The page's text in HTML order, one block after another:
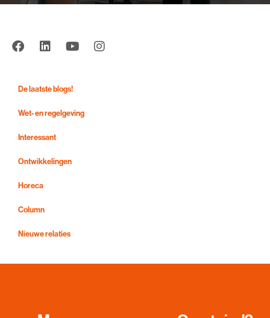
De laatste blogs!
Wet- en regelgeving
Interessant
Ontwikkelingen
Horeca
Column
Nieuwe relaties